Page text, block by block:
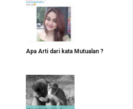
Apa Arti dari kata Mutualan ?